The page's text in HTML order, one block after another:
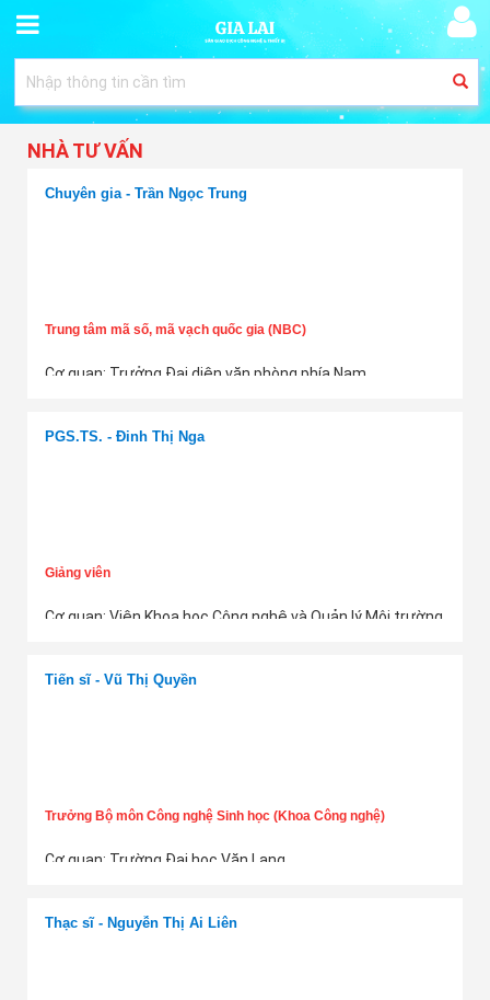
NHÀ TƯ VẤN
Chuyên gia - Trần Ngọc Trung
Trung tâm mã số, mã vạch quốc gia (NBC)
Cơ quan: Trưởng Đại diện văn phòng phía Nam
Email:Thông tin ẩn
☆☆☆☆☆
PGS.TS. - Đinh Thị Nga
Giảng viên
Cơ quan: Viện Khoa học Công nghệ và Quản lý Môi trường
Email:Thông tin ẩn
Tiến sĩ - Vũ Thị Quyền
Trưởng Bộ môn Công nghệ Sinh học (Khoa Công nghệ)
Cơ quan: Trường Đại học Văn Lang
Email:Thông tin ẩn
★★☆☆☆
Thạc sĩ - Nguyễn Thị Ái Liên